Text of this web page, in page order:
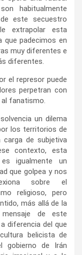
habitualmente
este secuestro
extrapolar esta
que padecimos en
muy diferentes e
diferentes.
el represor puede
perpetran con
al fanatismo.
un dilema
los territorios de
de subjetiva
contexto, esta
igualmente un
que golpea y nos
sobre el
religioso, pero
más allá de la
de este
diferencia del que
belicista de
gobierno de Irán